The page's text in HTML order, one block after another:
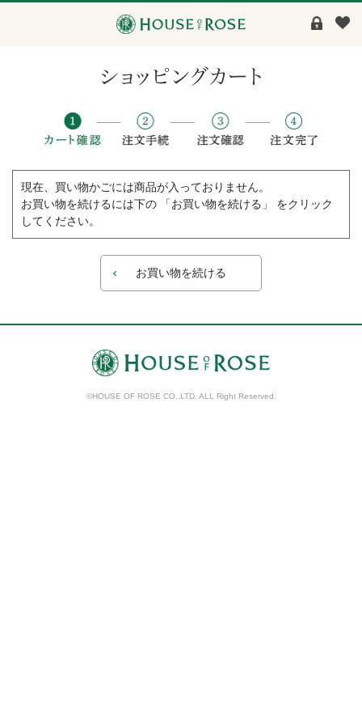
現在、買い物かごには商品が入っておりません。
お買い物を続けるには下の 「お買い物を続ける」 をクリック
してください。
お買い物を続ける
©HOUSE OF ROSE CO.,LTD. ALL Right Reserved.